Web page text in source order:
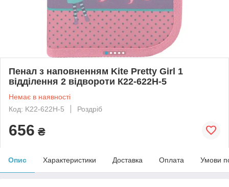
Пенал з наповненням Kite Pretty Girl 1
відділення 2 відвороти К22-622H-5
Немає в наявності
Код: K22-622H-5
Роздріб
656 ₴
Опис Характеристики Доставка Оплата Умови